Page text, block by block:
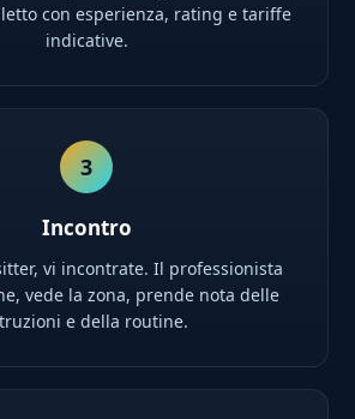
con esperienza, rating e tariffe
indicative.
3
Incontro
vi incontrate. Il professionista
vede la zona, prende nota delle
e della routine.